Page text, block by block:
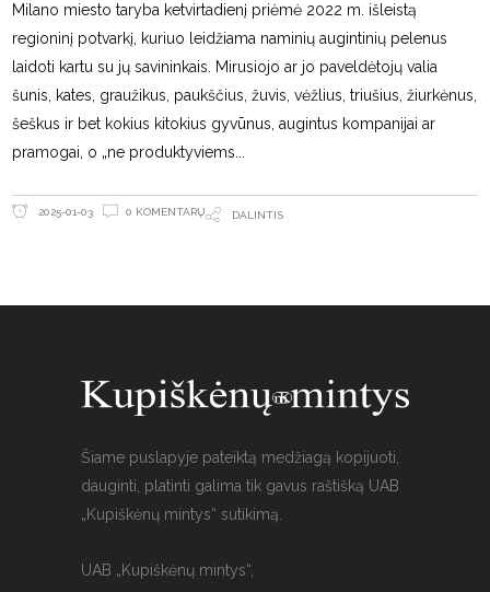
Milano miesto taryba ketvirtadienį priėmė 2022 m. išleistą
regioninį potvarkį, kuriuo leidžiama naminių augintinių pelenus
laidoti kartu su jų savininkais. Mirusiojo ar jo paveldėtojų valia
šunis, kates, graužikus, paukščius, žuvis, vėžlius, triušius, žiurkėnus,
šeškus ir bet kokius kitokius gyvūnus, augintus kompanijai ar
pramogai, o „ne produktyviems
2025-01-03 0 KOMENTARŲ DALINTIS
Šiame puslapyje pateiktą medžiagą kopijuoti,
dauginti, platinti galima tik gavus raštišką UAB
„Kupiškėnų mintys“ sutikimą.
UAB „Kupiškėnų mintys“,